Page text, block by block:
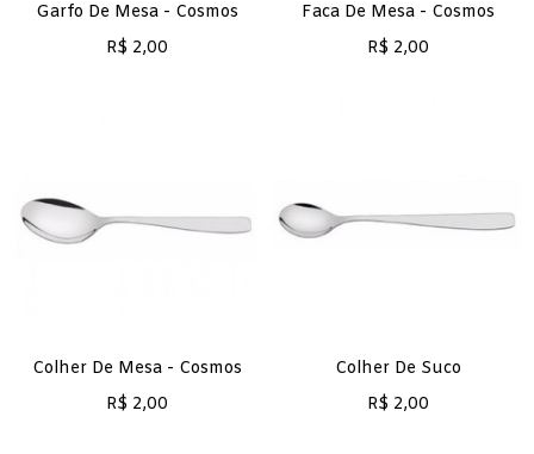
Garfo De Mesa - Cosmos
R$ 2,00
Faca De Mesa - Cosmos
R$ 2,00
Colher De Mesa - Cosmos
R$ 2,00
Colher De Suco
R$ 2,00